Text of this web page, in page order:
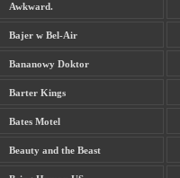
Awkward.
Bajer w Bel-Air
Bananowy Doktor
Barter Kings
Bates Motel
Beauty and the Beast